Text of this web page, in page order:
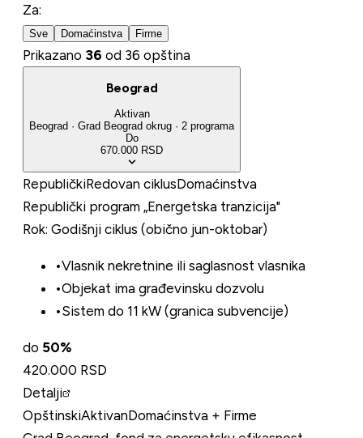
Za:
Sve Domaćinstva Firme
Prikazano 36 od 36 opština
Beograd
Aktivan
Beograd · Grad Beograd okrug · 2 programa
Do
670.000 RSD
RepubličkiRedovan ciklusDomaćinstva
Republički program „Energetska tranzicija"
Rok: Godišnji ciklus (obično jun-oktobar)
•Vlasnik nekretnine ili saglasnost vlasnika
•Objekat ima građevinsku dozvolu
•Sistem do 11 kW (granica subvencije)
do 50%
420.000 RSD
Detalji
OpštinskiAktivanDomaćinstva + Firme